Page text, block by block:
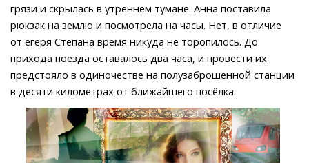
грязи и скрылась в утреннем тумане. Анна поставила
рюкзак на землю и посмотрела на часы. Нет, в отличие
от егеря Степана время никуда не торопилось. До
прихода поезда оставалось два часа, и провести их
предстояло в одиночестве на полузаброшенной станции
в десяти километрах от ближайшего посёлка.